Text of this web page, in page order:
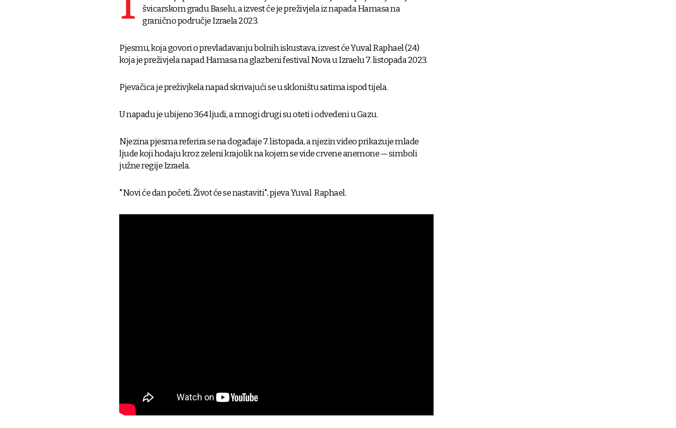
švicarskom gradu Baselu, a izvest će je preživjela iz napada Hamasa na
granično područje Izraela 2023.
Pjesmu, koja govori o prevladavanju bolnih iskustava, izvest će Yuval Raphael (24)
koja je preživjela napad Hamasa na glazbeni festival Nova u Izraelu 7. listopada 2023.
Pjevačica je preživjkela napad skrivajući se u skloništu satima ispod tijela.
U napadu je ubijeno 364 ljudi, a mnogi drugi su oteti i odvedeni u Gazu.
Njezina pjesma referira se na događaje 7. listopada, a njezin video prikazuje mlade
ljude koji hodaju kroz zeleni krajolik na kojem se vide crvene anemone — simboli
južne regije Izraela.
"Novi će dan početi. Život će se nastaviti", pjeva Yuval Raphael.